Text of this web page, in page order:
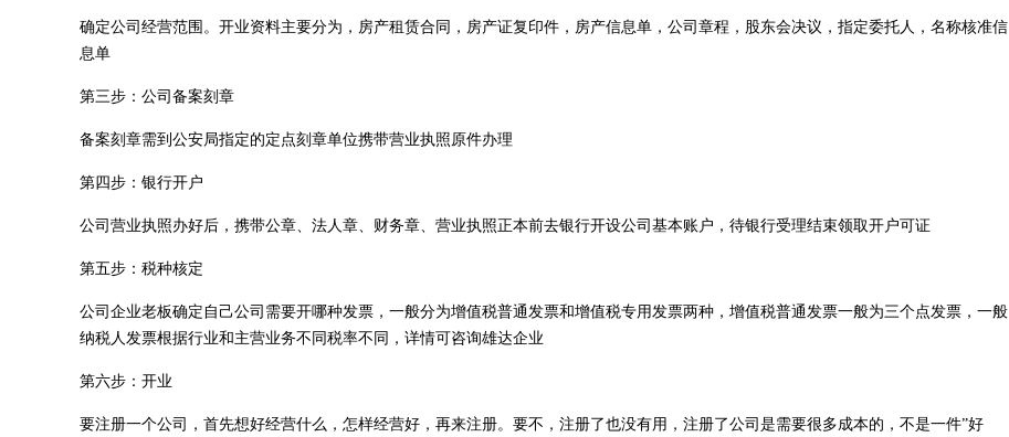
确定公司经营范围。开业资料主要分为，房产租赁合同，房产证复印件，房产信息单，公司章程，股东会决议，指定委托人，名称核准信
息单
第三步：公司备案刻章
备案刻章需到公安局指定的定点刻章单位携带营业执照原件办理
第四步：银行开户
公司营业执照办好后，携带公章、法人章、财务章、营业执照正本前去银行开设公司基本账户，待银行受理结束领取开户可证
第五步：税种核定
公司企业老板确定自己公司需要开哪种发票，一般分为增值税普通发票和增值税专用发票两种，增值税普通发票一般为三个点发票，一般
纳税人发票根据行业和主营业务不同税率不同，详情可咨询雄达企业
第六步：开业
要注册一个公司，首先想好经营什么，怎样经营好，再来注册。要不，注册了也没有用，注册了公司是需要很多成本的，不是一件”好